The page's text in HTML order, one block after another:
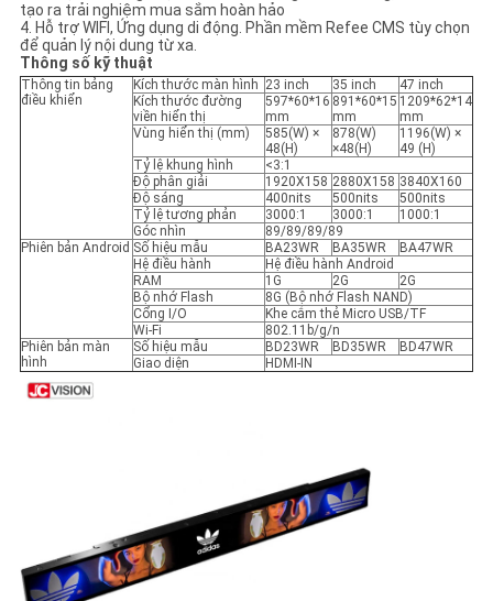
CHÍNH
SÁCH
tạo ra trải nghiệm mua sắm hoàn hảo
4. Hỗ trợ WIFI, Ứng dụng di động. Phần mềm Refee CMS tùy chọn
để quản lý nội dung từ xa.
Thông số kỹ thuật
Thông tin bảng
điều khiển
Kích thước màn hình 23 inch 35 inch
47 inch
Kích thước đường
viền hiển thị
597*60*16
mm
891*60*15
mm
1209*62*14
mm
Vùng hiển thị (mm)
585(W) ×
48(H)
878(W)
×48(H)
1196(W) ×
49 (H)
Tỷ lệ khung hình
<3:1
Độ phân giải
1920X158 2880X158 3840X160
Độ sáng
400nits 500nits
500nits
Tỷ lệ tương phản
3000:1 3000:1
1000:1
Góc nhìn
89/89/89/89
Phiên bản Android Số hiệu mẫu BA23WR BA35WR
BA47WR
Hệ điều hành
Hệ điều hành Android
RAM
1G 2G
2G
Bộ nhớ Flash
8G (Bộ nhớ Flash NAND)
Cổng I/O
Khe cắm thẻ Micro USB/TF
Wi-Fi
802.11b/g/n
Phiên bản màn
hình
Số hiệu mẫu BD23WR BD35WR
BD47WR
Giao diện
HDMI-IN